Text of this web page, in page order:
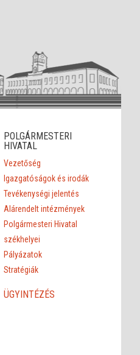
POLGÁRMESTERI
HIVATAL
Vezetőség
Igazgatóságok és irodák
Tevékenységi jelentés
Alárendelt intézmények
Polgármesteri Hivatal
székhelyei
Pályázatok
Stratégiák
ÜGYINTÉZÉS